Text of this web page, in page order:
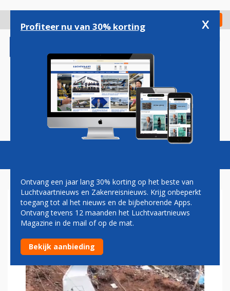
gaan
Check in
Magazine Podcasts Vacatures
VLUCHT MU5735
Profiteer nu van 30% korting x
Ontvang een jaar lang 30% korting op het beste van
Luchtvaartnieuws en Zakenreisnieuws. Krijg onbeperkt
toegang tot al het nieuws en de bijbehorende Apps.
Ontvang tevens 12 maanden het Luchtvaartnieuws
Magazine in de mail of op de mat.
Bekijk aanbieding